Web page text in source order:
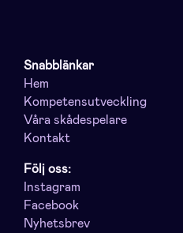
Snabblänkar
Hem
Kompetensutveckling
Våra skådespelare
Kontakt
Följ oss:
Instagram
Facebook
Nyhetsbrev